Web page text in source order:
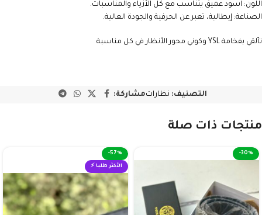
اللون: اسود عميق يتناسب مع كل الأزياء والمناسبات.
الصناعة: إيطالية، تعبر عن الحرفية والجودة العالية.
تألقي بفخامة YSL وكوني محور الأنظار في كل مناسبة
التصنيف: نظاراتمشاركة:
منتجات ذات صلة
-30%
-57%
الأكثر طلبا ⚡